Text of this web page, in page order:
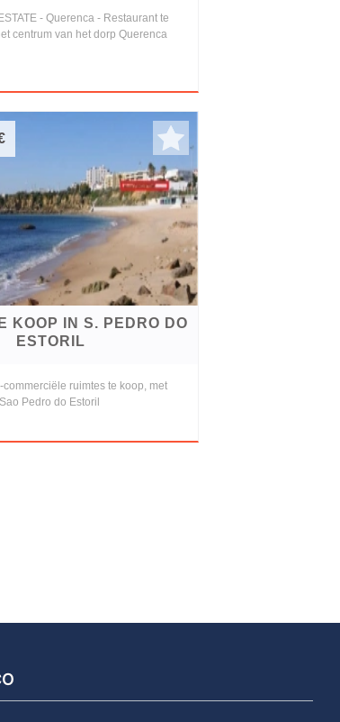
- Querenca - Restaurant te
centrum van het dorp Querenca
KOOP IN S. PEDRO DO
ESTORIL
ruimtes te koop, met
Pedro do Estoril